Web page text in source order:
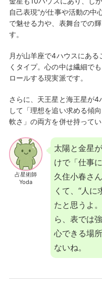
自己表現”が仕事や活動の中
で魅せる力や、表舞台での
す。
月が山羊座で4ハウスにあ
くタイプ。心の中は繊細で
ロールする現実派です。
さらに、天王星と海王星が
して「理想を追い求める傾
軟さ」の両方を併せ持ってい
占星術師
Yoda
太陽と金星
けで「仕事
久住小春さ
くて、“人に
たと思うよ
ら、表では
心できる場
ないね。